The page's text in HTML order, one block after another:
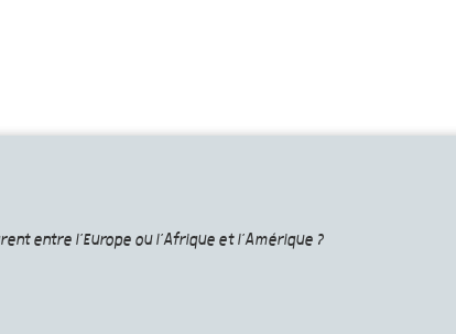
entre l’Europe ou l’Afrique et l’Amérique ?